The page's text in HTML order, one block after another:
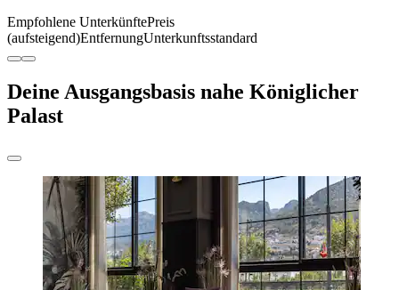
Empfohlene UnterkünftePreis
(aufsteigend)EntfernungUnterkunftsstandard
Deine Ausgangsbasis nahe Königlicher
Palast